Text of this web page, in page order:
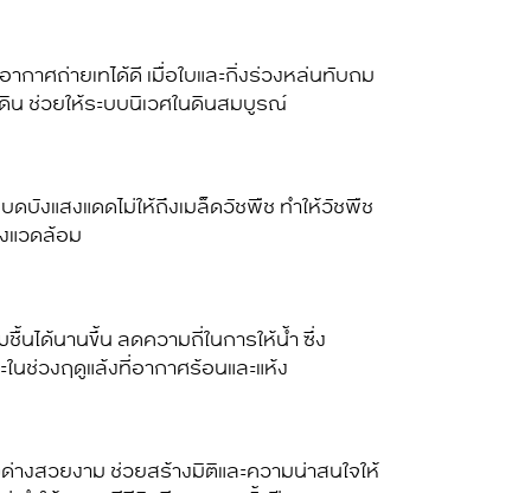
าศถ่ายเทได้ดี เมื่อใบและกิ่งร่วงหล่นทับถม
ช่วยให้ระบบนิเวศในดินสมบูรณ์
บังแสงแดดไม่ให้ถึงเมล็ดวัชพืช ทำให้วัชพืช
แวดล้อม
ได้นานขึ้น ลดความถี่ในการให้น้ำ ซึ่ง
นช่วงฤดูแล้งที่อากาศร้อนและแห้ง
สวยงาม ช่วยสร้างมิติและความน่าสนใจให้